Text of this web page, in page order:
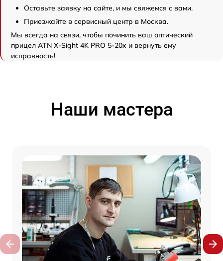
Оставьте заявку на сайте, и мы свяжемся с вами.
Приезжайте в сервисный центр в Москва.
Мы всегда на связи, чтобы починить ваш оптический
прицел ATN X-Sight 4K PRO 5-20x и вернуть ему
исправность!
Наши мастера